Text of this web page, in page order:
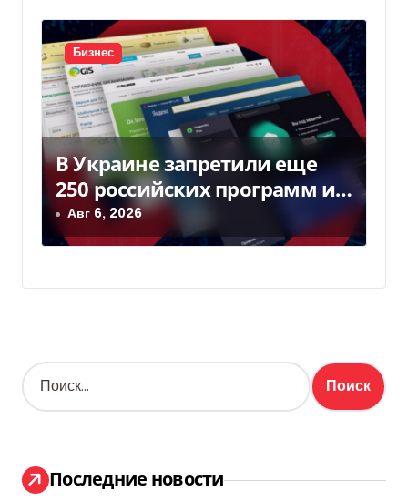
Бизнес
В Украине запретили еще
250 российских программ и
видов оборудования —
Delo.ua
Авг 6, 2026
Н
а
:
Последние новости